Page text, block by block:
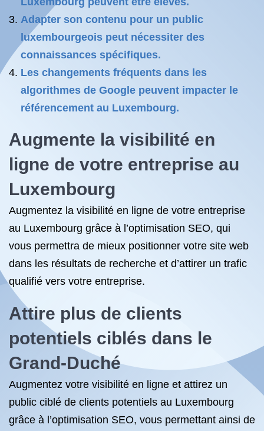
Adapter son contenu pour un public
luxembourgeois peut nécessiter des
connaissances spécifiques.
Les changements fréquents dans les
algorithmes de Google peuvent impacter le
référencement au Luxembourg.
Augmente la visibilité en
ligne de votre entreprise au
Luxembourg
Augmentez la visibilité en ligne de votre entreprise
au Luxembourg grâce à l’optimisation SEO, qui
vous permettra de mieux positionner votre site web
dans les résultats de recherche et d’attirer un trafic
qualifié vers votre entreprise.
Attire plus de clients
potentiels ciblés dans le
Grand-Duché
Augmentez votre visibilité en ligne et attirez un
public ciblé de clients potentiels au Luxembourg
grâce à l’optimisation SEO, vous permettant ainsi de